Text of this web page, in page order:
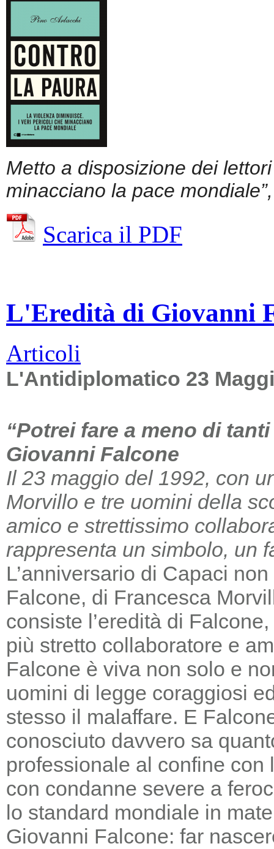
Metto a disposizione dei
minacciano la pace
Scarica il PDF
L'Eredità di Giovanni
Articoli
L'Antidiplomatico 23
“Potrei fare a meno di
Giovanni Falcone
Il 23 maggio del 1992, con
Morvillo e tre uomini della
amico e strettissimo
rappresenta un simbolo, un
L’anniversario di Capaci
Falcone, di Francesca
consiste l’eredità di
più stretto collaboratore e
Falcone è viva non solo e
uomini di legge coraggiosi
stesso il malaffare. E
conosciuto davvero sa
professionale al confine
con condanne severe a
lo standard mondiale in
Giovanni Falcone: far